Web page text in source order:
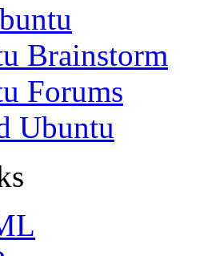
Brainstorm
Forums
Ubuntu